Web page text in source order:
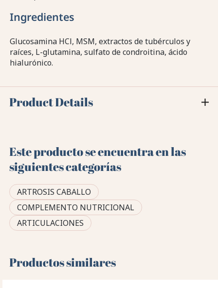
Ingredientes
Glucosamina HCl, MSM, extractos de tubérculos y
raíces, L-glutamina, sulfato de condroitina, ácido
hialurónico.
Product Details
Este producto se encuentra en las
siguientes categorías
ARTROSIS CABALLO
COMPLEMENTO NUTRICIONAL
ARTICULACIONES
Productos similares